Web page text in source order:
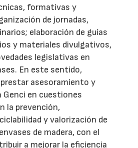
formativas y
de jornadas,
elaboración de guías
y materiales divulgativos,
legislativas en
En este sentido,
prestar asesoramiento y
Genci en cuestiones
la prevención,
y valorización de
de madera, con el
a mejorar la eficiencia